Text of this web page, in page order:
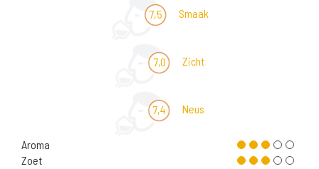
7,5 Smaak
7,0 Zicht
7,4 Neus
Aroma
Zoet